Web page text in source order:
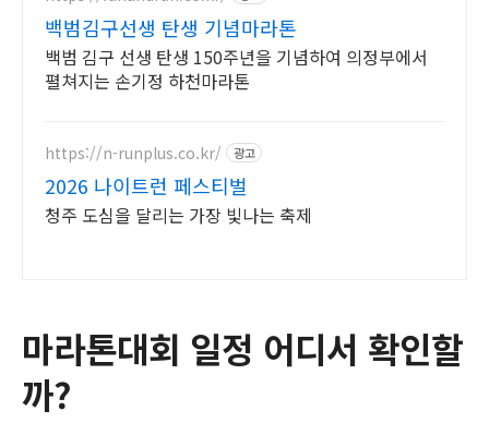
백범김구선생 탄생 기념마라톤
백범 김구 선생 탄생 150주년을 기념하여 의정부에서
펼쳐지는 손기정 하천마라톤
https://n-runplus.co.kr/ 광고
2026 나이트런 페스티벌
청주 도심을 달리는 가장 빛나는 축제
마라톤대회 일정 어디서 확인할
까?